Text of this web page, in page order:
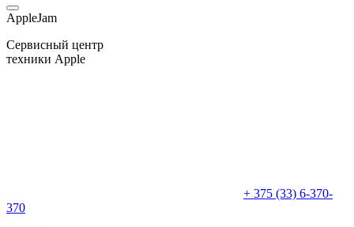
AppleJam
Сервисный центр
техники Apple
+ 375 (33) 6-370-
370